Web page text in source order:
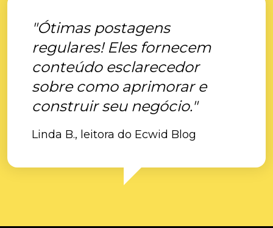
"Ótimas postagens
regulares! Eles fornecem
conteúdo esclarecedor
sobre como aprimorar e
construir seu negócio."
Linda B., leitora do Ecwid Blog